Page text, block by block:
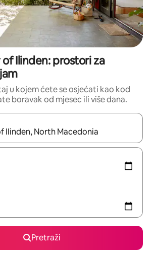
Ilinden: prostori za
u kojem ćete se osjećati kao kod
boravak od mjesec ili više dana.
rezultati, moći ćete ih pregledati
Pretraži